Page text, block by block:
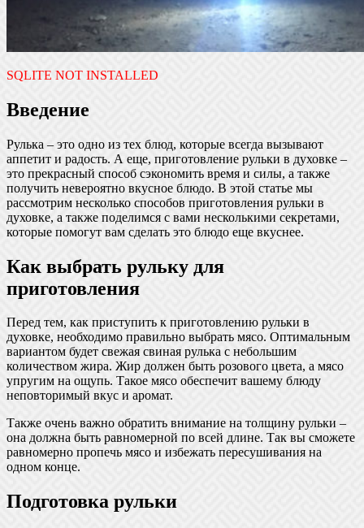
SQLITE NOT INSTALLED
Введение
Рулька – это одно из тех блюд, которые всегда вызывают
аппетит и радость. А еще, приготовление рульки в духовке –
это прекрасный способ сэкономить время и силы, а также
получить невероятно вкусное блюдо. В этой статье мы
рассмотрим несколько способов приготовления рульки в
духовке, а также поделимся с вами несколькими секретами,
которые помогут вам сделать это блюдо еще вкуснее.
Как выбрать рульку для
приготовления
Перед тем, как приступить к приготовлению рульки в
духовке, необходимо правильно выбрать мясо. Оптимальным
вариантом будет свежая свиная рулька с небольшим
количеством жира. Жир должен быть розового цвета, а мясо
упругим на ощупь. Такое мясо обеспечит вашему блюду
неповторимый вкус и аромат.
Также очень важно обратить внимание на толщину рульки –
она должна быть равномерной по всей длине. Так вы сможете
равномерно пропечь мясо и избежать пересушивания на
одном конце.
Подготовка рульки